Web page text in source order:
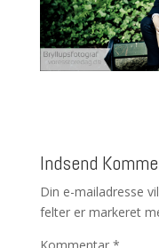
Indsend
Din e-mailadresse
felter er markeret